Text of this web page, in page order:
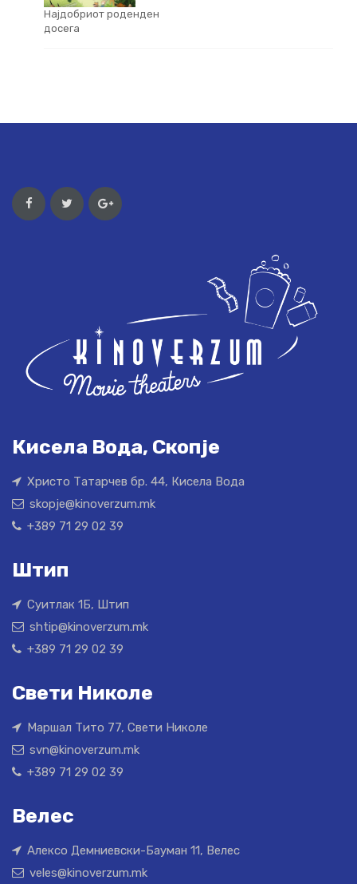
Најдобриот роденден
досега
Кисела Вода, Скопје
Христо Татарчев бр. 44, Кисела Вода
skopje@kinoverzum.mk
+389 71 29 02 39
Штип
Суитлак 1Б, Штип
shtip@kinoverzum.mk
+389 71 29 02 39
Свети Николе
Маршал Тито 77, Свети Николе
svn@kinoverzum.mk
+389 71 29 02 39
Велес
Алексо Демниевски-Бауман 11, Велес
veles@kinoverzum.mk